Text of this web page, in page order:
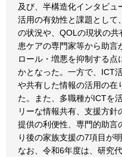
及び、半構造化インタビ
活用の有効性と課題として
の状況や、QOLの現状の
患ケアの専門家等から助言
ロール・増悪を抑制する点
かとなった。一方で、ICT
や共有した情報の活用の在
た。また、多職種がICTを
リーな情報共有、支援方針
提供の利便性、専門的助言
り後の家族支援の7項目が
なお、令和6年度は、研究